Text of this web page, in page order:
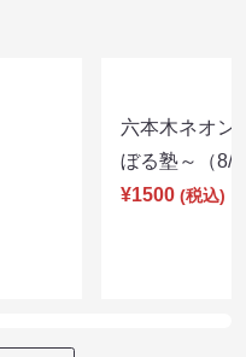
六本木ネオン
ぼる塾～（
¥1500 (税込)